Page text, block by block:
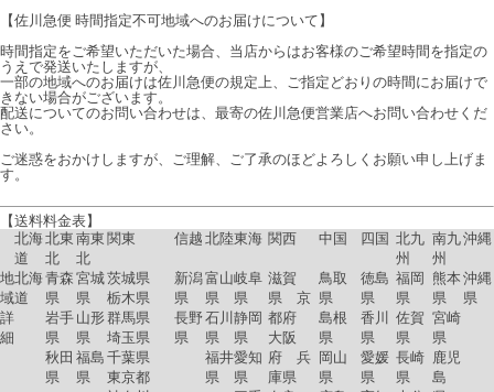
【佐川急便 時間指定不可地域へのお届けについて】
時間指定をご希望いただいた場合、当店からはお客様のご希望時間を指定の
うえで発送いたしますが、
一部の地域へのお届けは佐川急便の規定上、ご指定どおりの時間にお届けで
きない場合がございます。
配送についてのお問い合わせは、最寄の佐川急便営業店へお問い合わせくだ
さい。
ご迷惑をおかけしますが、ご理解、ご了承のほどよろしくお願い申し上げま
す。
【送料料金表】
北海
道
北東
北
南東
北
関東 信越 北陸東海 関西 中国 四国 北九
州
南九
州
沖縄
地
域
詳
細
北海
道
青森
県
岩手
県
秋田
県
宮城
県
山形
県
福島
県
茨城県
栃木県
群馬県
埼玉県
千葉県
東京都
新潟
県
長野
県
富山
県
石川
県
福井
県
岐阜
県
静岡
県
愛知
県
滋賀
県 京
都府
大阪
府 兵
庫県
鳥取
県
島根
県
岡山
県
徳島
県
香川
県
愛媛
県
福岡
県
佐賀
県
長崎
県
熊本
県
宮崎
県
鹿児
島
沖縄
県